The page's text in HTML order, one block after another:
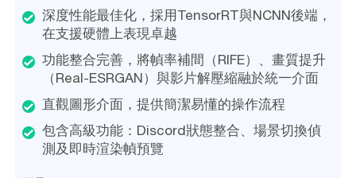
深度性能最佳化，採用TensorRT與NCNN後端，
在支援硬體上表現卓越
功能整合完善，將幀率補間（RIFE）、畫質提升
（Real-ESRGAN）與影片解壓縮融於統一介面
直觀圖形介面，提供簡潔易懂的操作流程
包含高級功能：Discord狀態整合、場景切換偵
測及即時渲染幀預覽